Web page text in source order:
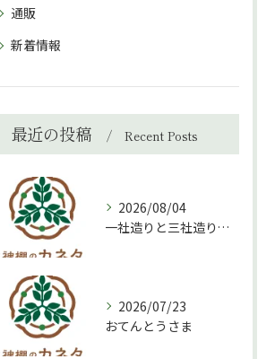
通販
新着情報
最近の投稿 Recent Posts
2026/08/04
一社造りと三社造り、どちらを選ぶべき？
2026/07/23
おてんとうさま